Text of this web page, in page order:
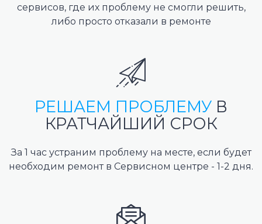
сервисов, где их проблему не смогли решить,
либо просто отказали в ремонте
РЕШАЕМ ПРОБЛЕМУ В
КРАТЧАЙШИЙ СРОК
За 1 час устраним проблему на месте, если будет
необходим ремонт в Сервисном центре - 1-2 дня.